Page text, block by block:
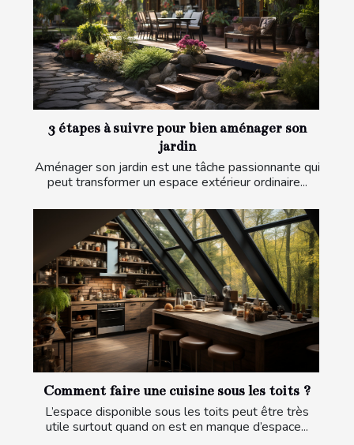
3 étapes à suivre pour bien aménager son
jardin
Aménager son jardin est une tâche passionnante qui
peut transformer un espace extérieur ordinaire...
Comment faire une cuisine sous les toits ?
L’espace disponible sous les toits peut être très
utile surtout quand on est en manque d’espace...